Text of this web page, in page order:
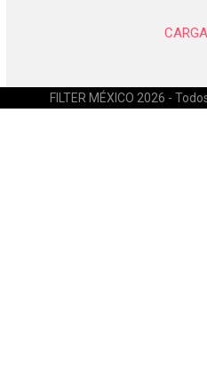
FILTER MÉXICO 2026 -